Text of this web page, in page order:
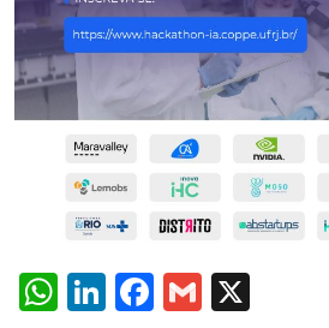
WhatsApp
LinkedIn
Facebook
Gmail